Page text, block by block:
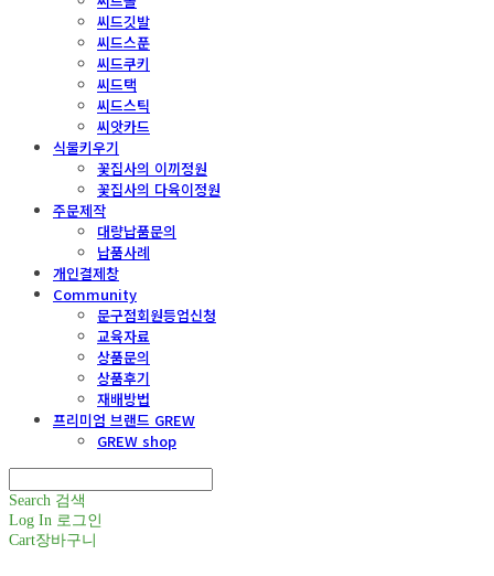
씨드깃발
씨드스푼
씨드쿠키
씨드택
씨드스틱
씨앗카드
식물키우기
꽃집사의 이끼정원
꽃집사의 다육이정원
주문제작
대량납품문의
납품사례
개인결제창
Community
문구점회원등업신청
교육자료
상품문의
상품후기
재배방법
프리미엄 브랜드 GREW
GREW shop
Search 검색
Log In 로그인
Cart장바구니